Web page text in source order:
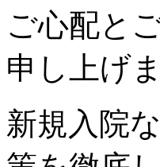
ご心配と
申し上げま
新規入院